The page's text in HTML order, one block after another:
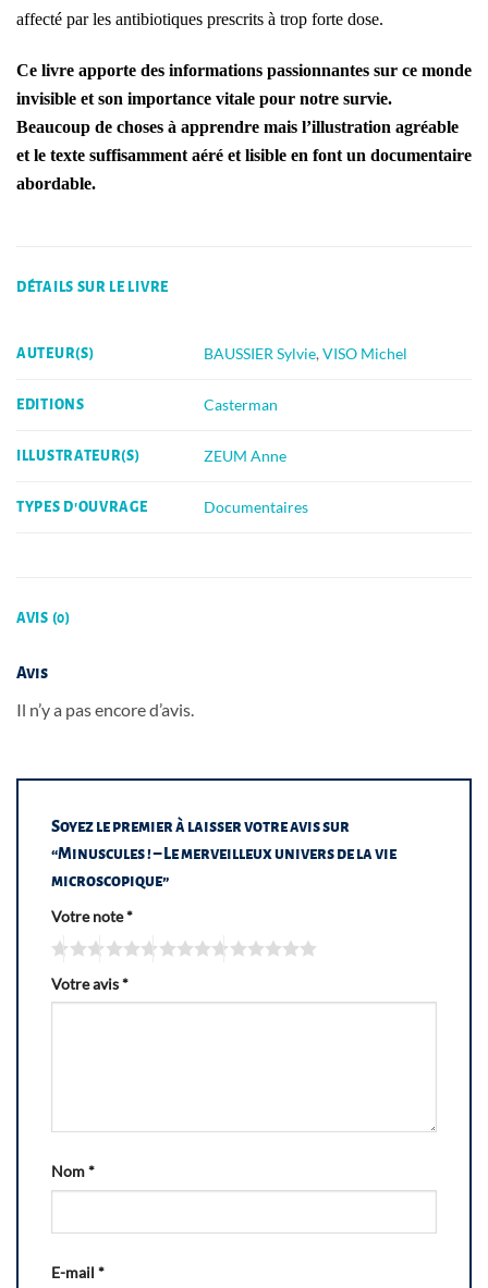
affecté par les antibiotiques prescrits à trop forte dose.
Ce livre apporte des informations passionnantes sur ce monde
invisible et son importance vitale pour notre survie.
Beaucoup de choses à apprendre mais l’illustration agréable
et le texte suffisamment aéré et lisible en font un documentaire
abordable.
DÉTAILS SUR LE LIVRE
AUTEUR(S) BAUSSIER Sylvie,VISO Michel
EDITIONS Casterman
ILLUSTRATEUR(S) ZEUM Anne
TYPES D'OUVRAGE Documentaires
AVIS (0)
Avis
Il n’y a pas encore d’avis.
Soyez le premier à laisser votre avis sur
“Minuscules ! – Le merveilleux univers de la vie
microscopique”
Votre note*
Votre avis*
Nom*
E-mail *